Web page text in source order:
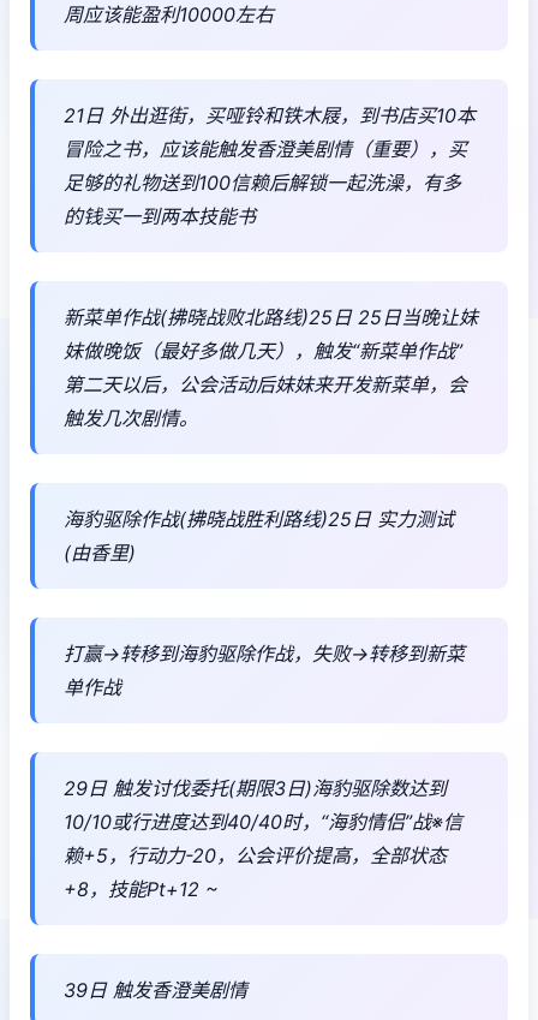
周应该能盈利10000左右
21日 外出逛街，买哑铃和铁木屐，到书店买10本
冒险之书，应该能触发香澄美剧情（重要），买
足够的礼物送到100信赖后解锁一起洗澡，有多
的钱买一到两本技能书
新菜单作战(拂晓战败北路线)25日 25日当晚让妹
妹做晚饭（最好多做几天），触发“新菜单作战”
第二天以后，公会活动后妹妹来开发新菜单，会
触发几次剧情。
海豹驱除作战(拂晓战胜利路线)25日 实力测试
(由香里)
打赢→转移到海豹驱除作战，失败→转移到新菜
单作战
29日 触发讨伐委托(期限3日)海豹驱除数达到
10/10或行进度达到40/40时，“海豹情侣”战※信
赖+5，行动力-20，公会评价提高，全部状态
+8，技能Pt+12 ~
39日 触发香澄美剧情